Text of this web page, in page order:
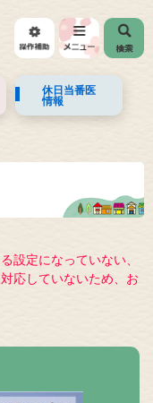
休日当番医
情報
設定になっていない、
応していないため、お